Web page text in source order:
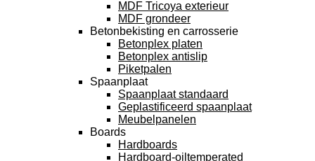
MDF Tricoya exterieur
MDF grondeer
Betonbekisting en carrosserie
Betonplex platen
Betonplex antislip
Piketpalen
Spaanplaat
Spaanplaat standaard
Geplastificeerd spaanplaat
Meubelpanelen
Boards
Hardboards
Hardboard-oiltemperated